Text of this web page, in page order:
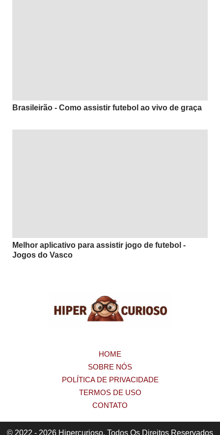
Brasileirão - Como assistir futebol ao vivo de graça
Melhor aplicativo para assistir jogo de futebol -
Jogos do Vasco
HOME
SOBRE NÓS
POLÍTICA DE PRIVACIDADE
TERMOS DE USO
CONTATO
© 2022 - 2026 Hipercurioso. Todos Os Direitos Reservados